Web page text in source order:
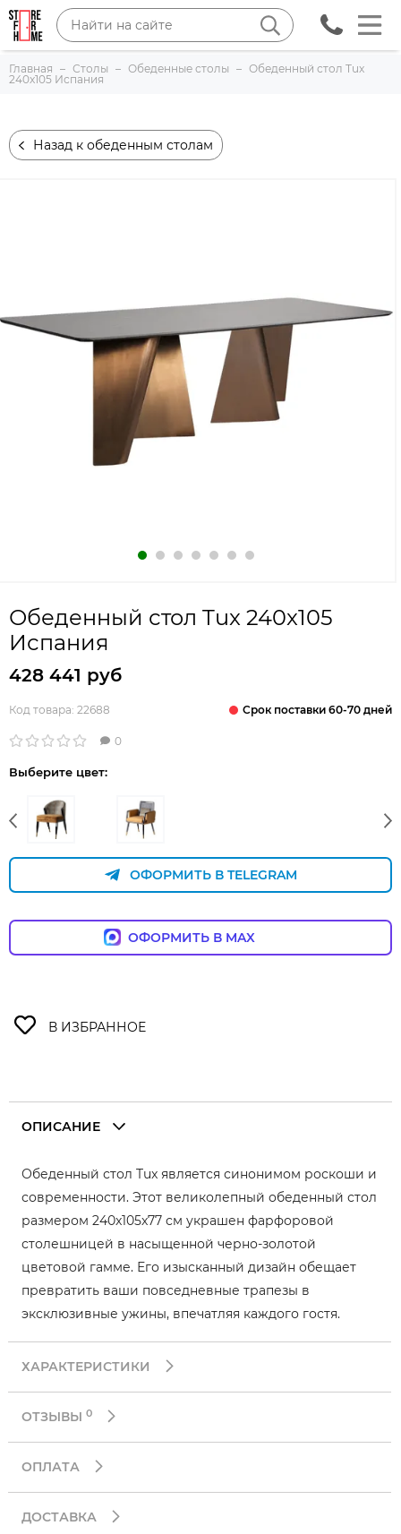
Главная Столы Обеденные столы
Обеденный стол Tux
240x105 Испания
Назад к обеденным столам
Обеденный стол Tux 240x105
Испания
428 441 руб
Код товара: 22688 Срок поставки 60-70 дней
0
Выберите цвет:
ОФОРМИТЬ В TELEGRAM
ОФОРМИТЬ В MAX
ОПИСАНИЕ
Обеденный стол Tux является синонимом роскоши и
современности. Этот великолепный обеденный стол
размером 240x105x77 см украшен фарфоровой
столешницей в насыщенной черно-золотой
цветовой гамме. Его изысканный дизайн обещает
превратить ваши повседневные трапезы в
эксклюзивные ужины, впечатляя каждого гостя.
ХАРАКТЕРИСТИКИ
ОТЗЫВЫ 0
ОПЛАТА
ДОСТАВКА